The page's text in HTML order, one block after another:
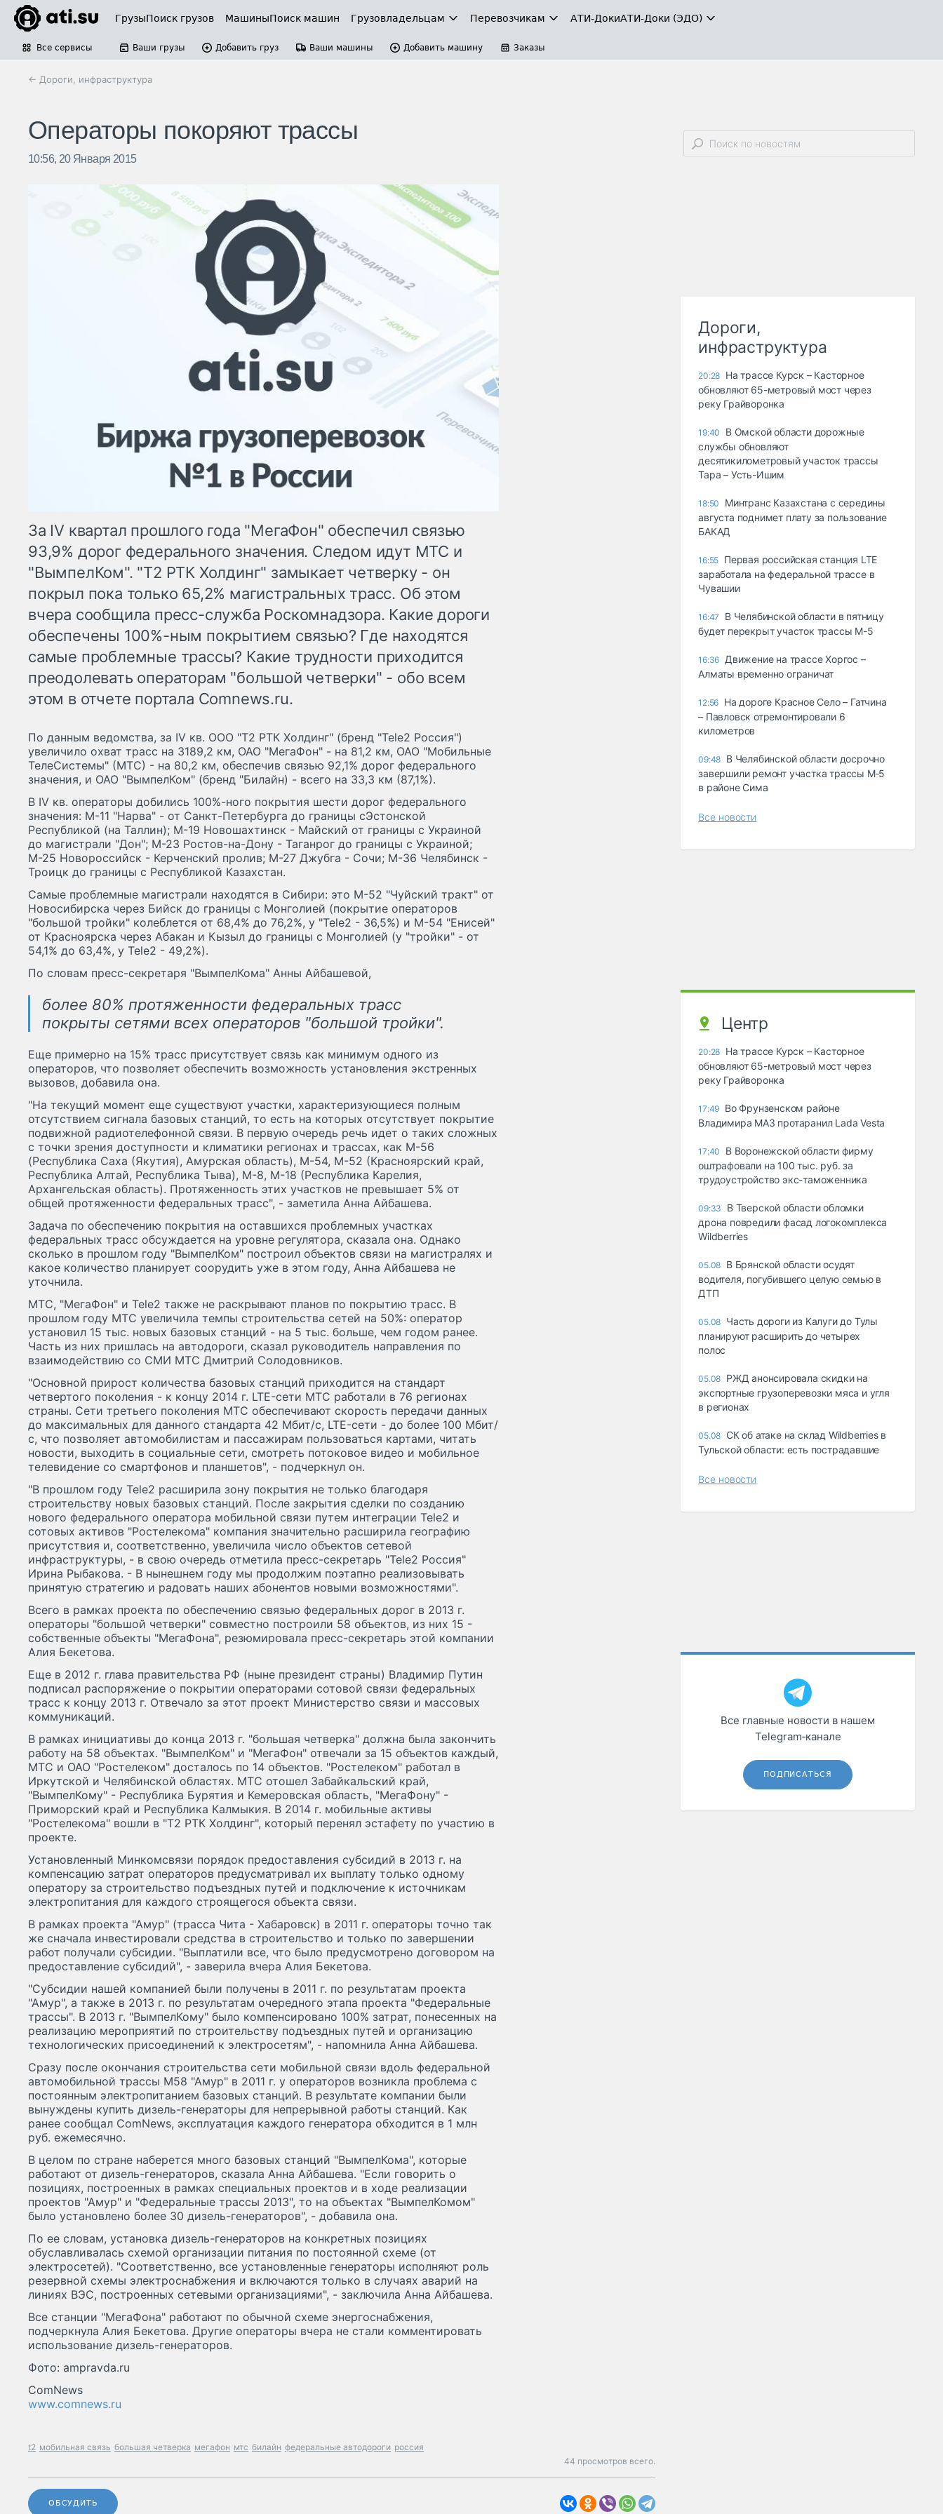
ГрузыПоиск грузов МашиныПоиск машин Грузовладельцам Перевозчикам АТИ-ДокиАТИ-Доки (ЭДО)
Все сервисы Ваши грузы Добавить груз Ваши машины Добавить машину Заказы
← Дороги, инфраструктура
Операторы покоряют трассы
10:56, 20 Января 2015
За IV квартал прошлого года "МегаФон" обеспечил связью
93,9% дорог федерального значения. Следом идут МТС и
"ВымпелКом". "Т2 РТК Холдинг" замыкает четверку - он
покрыл пока только 65,2% магистральных трасс. Об этом
вчера сообщила пресс-служба Роскомнадзора. Какие дороги
обеспечены 100%-ным покрытием связью? Где находятся
самые проблемные трассы? Какие трудности приходится
преодолевать операторам "большой четверки" - обо всем
этом в отчете портала Comnews.ru.
По данным ведомства, за IV кв. ООО "Т2 РТК Холдинг" (бренд "Tele2 Россия")
увеличило охват трасс на 3189,2 км, ОАО "МегаФон" - на 81,2 км, ОАО "Мобильные
ТелеСистемы" (МТС) - на 80,2 км, обеспечив связью 92,1% дорог федерального
значения, и ОАО "ВымпелКом" (бренд "Билайн) - всего на 33,3 км (87,1%).
В IV кв. операторы добились 100%-ного покрытия шести дорог федерального
значения: М-11 "Нарва" - от Санкт-Петербурга до границы сЭстонской
Республикой (на Таллин); М-19 Новошахтинск - Майский от границы с Украиной
до магистрали "Дон"; М-23 Ростов-на-Дону - Таганрог до границы с Украиной;
М-25 Новороссийск - Керченский пролив; М-27 Джубга - Сочи; М-36 Челябинск -
Троицк до границы с Республикой Казахстан.
Самые проблемные магистрали находятся в Сибири: это М-52 "Чуйский тракт" от
Новосибирска через Бийск до границы с Монголией (покрытие операторов
"большой тройки" колеблется от 68,4% до 76,2%, у "Tele2 - 36,5%) и М-54 "Енисей"
от Красноярска через Абакан и Кызыл до границы с Монголией (у "тройки" - от
54,1% до 63,4%, у Tele2 - 49,2%).
По словам пресс-секретаря "ВымпелКома" Анны Айбашевой,
более 80% протяженности федеральных трасс
покрыты сетями всех операторов "большой тройки".
Еще примерно на 15% трасс присутствует связь как минимум одного из
операторов, что позволяет обеспечить возможность установления экстренных
вызовов, добавила она.
"На текущий момент еще существуют участки, характеризующиеся полным
отсутствием сигнала базовых станций, то есть на которых отсутствует покрытие
подвижной радиотелефонной связи. В первую очередь речь идет о таких сложных
с точки зрения доступности и климатики регионах и трассах, как М-56
(Республика Саха (Якутия), Амурская область), M-54, M-52 (Красноярский край,
Республика Алтай, Республика Тыва), M-8, M-18 (Республика Карелия,
Архангельская область). Протяженность этих участков не превышает 5% от
общей протяженности федеральных трасс", - заметила Анна Айбашева.
Задача по обеспечению покрытия на оставшихся проблемных участках
федеральных трасс обсуждается на уровне регулятора, сказала она. Однако
сколько в прошлом году "ВымпелКом" построил объектов связи на магистралях и
какое количество планирует соорудить уже в этом году, Анна Айбашева не
уточнила.
МТС, "МегаФон" и Tele2 также не раскрывают планов по покрытию трасс. В
прошлом году МТС увеличила темпы строительства сетей на 50%: оператор
установил 15 тыс. новых базовых станций - на 5 тыс. больше, чем годом ранее.
Часть из них пришлась на автодороги, сказал руководитель направления по
взаимодействию со СМИ МТС Дмитрий Солодовников.
"Основной прирост количества базовых станций приходится на стандарт
четвертого поколения - к концу 2014 г. LTE-сети МТС работали в 76 регионах
страны. Сети третьего поколения МТС обеспечивают скорость передачи данных
до максимальных для данного стандарта 42 Мбит/с, LTE-сети - до более 100 Мбит/
с, что позволяет автомобилистам и пассажирам пользоваться картами, читать
новости, выходить в социальные сети, смотреть потоковое видео и мобильное
телевидение со смартфонов и планшетов", - подчеркнул он.
"В прошлом году Tele2 расширила зону покрытия не только благодаря
строительству новых базовых станций. После закрытия сделки по созданию
нового федерального оператора мобильной связи путем интеграции Tele2 и
сотовых активов "Ростелекома" компания значительно расширила географию
присутствия и, соответственно, увеличила число объектов сетевой
инфраструктуры, - в свою очередь отметила пресс-секретарь "Tele2 Россия"
Ирина Рыбакова. - В нынешнем году мы продолжим поэтапно реализовывать
принятую стратегию и радовать наших абонентов новыми возможностями".
Всего в рамках проекта по обеспечению связью федеральных дорог в 2013 г.
операторы "большой четверки" совместно построили 58 объектов, из них 15 -
собственные объекты "МегаФона", резюмировала пресс-секретарь этой компании
Алия Бекетова.
Еще в 2012 г. глава правительства РФ (ныне президент страны) Владимир Путин
подписал распоряжение о покрытии операторами сотовой связи федеральных
трасс к концу 2013 г. Отвечало за этот проект Министерство связи и массовых
коммуникаций.
В рамках инициативы до конца 2013 г. "большая четверка" должна была закончить
работу на 58 объектах. "ВымпелКом" и "МегаФон" отвечали за 15 объектов каждый,
МТС и ОАО "Ростелеком" досталось по 14 объектов. "Ростелеком" работал в
Иркутской и Челябинской областях. МТС отошел Забайкальский край,
"ВымпелКому" - Республика Бурятия и Кемеровская область, "МегаФону" -
Приморский край и Республика Калмыкия. В 2014 г. мобильные активы
"Ростелекома" вошли в "T2 РТК Холдинг", который перенял эстафету по участию в
проекте.
Установленный Минкомсвязи порядок предоставления субсидий в 2013 г. на
компенсацию затрат операторов предусматривал их выплату только одному
оператору за строительство подъездных путей и подключение к источникам
электропитания для каждого строящегося объекта связи.
В рамках проекта "Амур" (трасса Чита - Хабаровск) в 2011 г. операторы точно так
же сначала инвестировали средства в строительство и только по завершении
работ получали субсидии. "Выплатили все, что было предусмотрено договором на
предоставление субсидий", - заверила вчера Алия Бекетова.
"Субсидии нашей компанией были получены в 2011 г. по результатам проекта
"Амур", а также в 2013 г. по результатам очередного этапа проекта "Федеральные
трассы". В 2013 г. "ВымпелКому" было компенсировано 100% затрат, понесенных на
реализацию мероприятий по строительству подъездных путей и организацию
технологических присоединений к электросетям", - напомнила Анна Айбашева.
Сразу после окончания строительства сети мобильной связи вдоль федеральной
автомобильной трассы М58 "Амур" в 2011 г. у операторов возникла проблема с
постоянным электропитанием базовых станций. В результате компании были
вынуждены купить дизель-генераторы для непрерывной работы станций. Как
ранее сообщал ComNews, эксплуатация каждого генератора обходится в 1 млн
руб. ежемесячно.
В целом по стране наберется много базовых станций "ВымпелКома", которые
работают от дизель-генераторов, сказала Анна Айбашева. "Если говорить о
позициях, построенных в рамках специальных проектов и в ходе реализации
проектов "Амур" и "Федеральные трассы 2013", то на объектах "ВымпелКомом"
было установлено более 30 дизель-генераторов", - добавила она.
По ее словам, установка дизель-генераторов на конкретных позициях
обуславливалась схемой организации питания по постоянной схеме (от
электросетей). "Соответственно, все установленные генераторы исполняют роль
резервной схемы электроснабжения и включаются только в случаях аварий на
линиях ВЭС, построенных сетевыми организациями", - заключила Анна Айбашева.
Все станции "МегаФона" работают по обычной схеме энергоснабжения,
подчеркнула Алия Бекетова. Другие операторы вчера не стали комментировать
использование дизель-генераторов.
Фото: ampravda.ru
ComNews
www.comnews.ru
t2 мобильная связь большая четверка мегафон мтс билайн федеральные автодороги россия
44 просмотров всего.
ОБСУДИТЬ
Дороги,
инфраструктура
20:28 На трассе Курск – Касторное
обновляют 65-метровый мост через
реку Грайворонка
19:40
В Омской области дорожные
службы обновляют
десятикилометровый участок трассы
Тара – Усть-Ишим
18:50
Минтранс Казахстана с середины
августа поднимет плату за пользование
БАКАД
16:55 Первая российская станция LTE
заработала на федеральной трассе в
Чувашии
16:47
В Челябинской области в пятницу
будет перекрыт участок трассы М-5
16:36 Движение на трассе Хоргос –
Алматы временно ограничат
12:56 На дороге Красное Село – Гатчина
– Павловск отремонтировали 6
километров
09:48 В Челябинской области досрочно
завершили ремонт участка трассы М‑5
в районе Сима
Все новости
Центр
20:28 На трассе Курск – Касторное
обновляют 65-метровый мост через
реку Грайворонка
17:49 Во Фрунзенском районе
Владимира МАЗ протаранил Lada Vesta
17:40
В Воронежской области фирму
оштрафовали на 100 тыс. руб. за
трудоустройство экс-таможенника
09:33
В Тверской области обломки
дрона повредили фасад логокомплекса
Wildberries
05.08 В Брянской области осудят
водителя, погубившего целую семью в
ДТП
05.08 Часть дороги из Калуги до Тулы
планируют расширить до четырех
полос
05.08 РЖД анонсировала скидки на
экспортные грузоперевозки мяса и угля
в регионах
05.08 СК об атаке на склад Wildberries в
Тульской области: есть пострадавшие
Все новости
Все главные новости в нашем
Telegram‑канале
ПОДПИСАТЬСЯ